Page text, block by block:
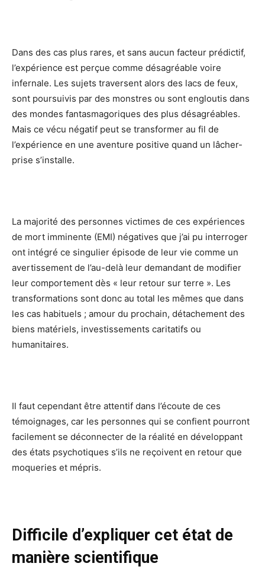
Dans des cas plus rares, et sans aucun facteur prédictif,
l’expérience est perçue comme désagréable voire
infernale. Les sujets traversent alors des lacs de feux,
sont poursuivis par des monstres ou sont engloutis dans
des mondes fantasmagoriques des plus désagréables.
Mais ce vécu négatif peut se transformer au fil de
l’expérience en une aventure positive quand un lâcher-
prise s’installe.
La majorité des personnes victimes de ces expériences
de mort imminente (EMI) négatives que j’ai pu interroger
ont intégré ce singulier épisode de leur vie comme un
avertissement de l’au-delà leur demandant de modifier
leur comportement dès « leur retour sur terre ». Les
transformations sont donc au total les mêmes que dans
les cas habituels ; amour du prochain, détachement des
biens matériels, investissements caritatifs ou
humanitaires.
Il faut cependant être attentif dans l’écoute de ces
témoignages, car les personnes qui se confient pourront
facilement se déconnecter de la réalité en développant
des états psychotiques s’ils ne reçoivent en retour que
moqueries et mépris.
Difficile d’expliquer cet état de
manière scientifique